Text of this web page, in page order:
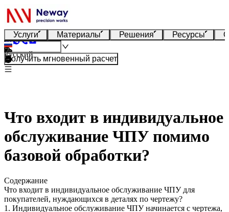
Услуги Материалы Решения Ресурсы
Русский
Получить мгновенный расчет
Что входит в индивидуальное
обслуживание ЧПУ помимо
базовой обработки?
Содержание
Что входит в индивидуальное обслуживание ЧПУ для
покупателей, нуждающихся в деталях по чертежу?
1. Индивидуальное обслуживание ЧПУ начинается с чертежа,